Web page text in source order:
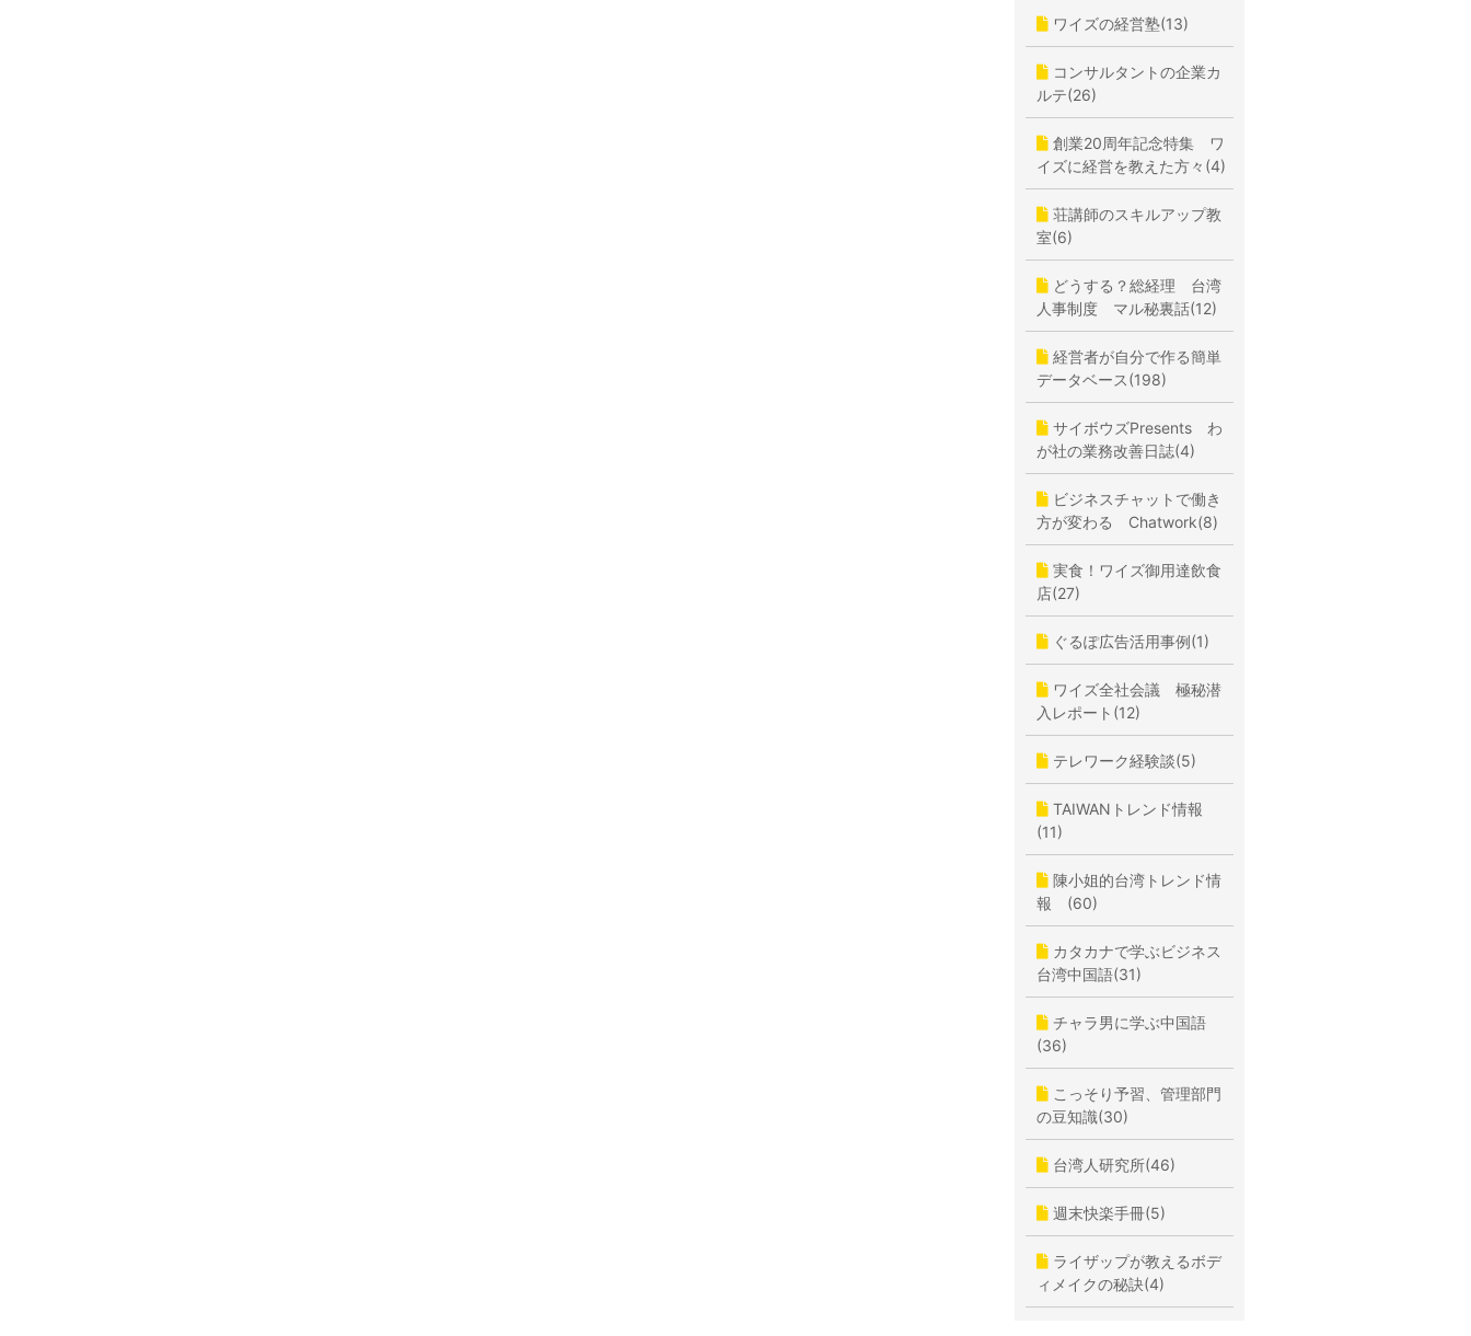
ワイズの経営塾(13)
コンサルタントの企業カ
ルテ(26)
創業20周年記念特集 ワ
イズに経営を教えた方々(4)
荘講師のスキルアップ教
室(6)
どうする？総経理 台湾
人事制度 マル秘裏話(12)
経営者が自分で作る簡単
データベース(198)
サイボウズPresents わ
が社の業務改善日誌(4)
ビジネスチャットで働き
方が変わる Chatwork(8)
実食！ワイズ御用達飲食
店(27)
ぐるぽ広告活用事例(1)
ワイズ全社会議 極秘潜
入レポート(12)
テレワーク経験談(5)
TAIWANトレンド情報
(11)
陳小姐的台湾トレンド情
報 (60)
カタカナで学ぶビジネス
台湾中国語(31)
チャラ男に学ぶ中国語
(36)
こっそり予習、管理部門
の豆知識(30)
台湾人研究所(46)
週末快楽手冊(5)
ライザップが教えるボデ
ィメイクの秘訣(4)